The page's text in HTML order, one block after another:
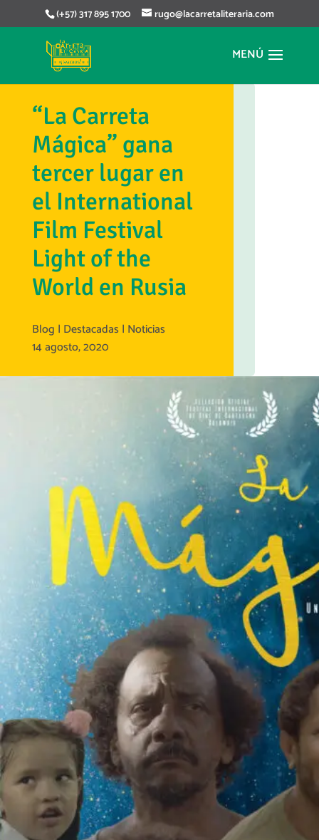
(+57) 317 895 1700 rugo@lacarretaliteraria.com
“La Carreta
Mágica” gana
tercer lugar en
el International
Film Festival
Light of the
World en Rusia
Blog | Destacadas | Noticias
14 agosto, 2020